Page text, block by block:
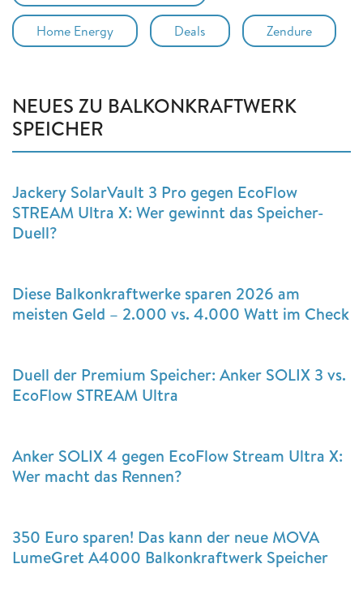
Home Energy Deals Zendure
NEUES ZU BALKONKRAFTWERK
SPEICHER
Jackery SolarVault 3 Pro gegen EcoFlow
STREAM Ultra X: Wer gewinnt das Speicher-
Duell?
Diese Balkonkraftwerke sparen 2026 am
meisten Geld – 2.000 vs. 4.000 Watt im Check
Duell der Premium Speicher: Anker SOLIX 3 vs.
EcoFlow STREAM Ultra
Anker SOLIX 4 gegen EcoFlow Stream Ultra X:
Wer macht das Rennen?
350 Euro sparen! Das kann der neue MOVA
LumeGret A4000 Balkonkraftwerk Speicher